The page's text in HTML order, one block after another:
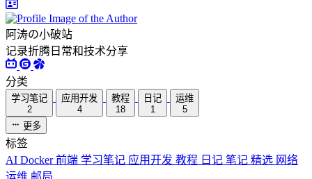
阿涛の小破站
记录折腾日常和技术分享
分类
学习笔记
2
应用开发
4
教程
18
日记
1
运维
5
更多
标签
AI Docker前端 学习笔记 应用开发 教程 日记 笔记 精选 网络